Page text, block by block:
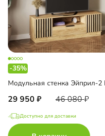
-35%
Модульная стенка Эйприл-2
29 950 46 080
Доступно для доставки